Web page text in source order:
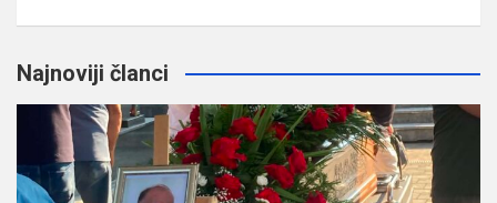
Najnoviji članci